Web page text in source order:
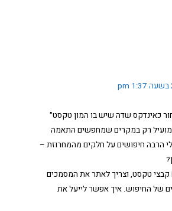
כאינדקס שדה שיש בו המון טקסט"
מועיל רק במקרים שמחפשים התאמה
הרבה חיפושים על חלקים מהמחרוזת –
אני מכניס לתוך DB קבצי טקסט, וצריך לאתר את המסמכים
של החיפוש. איך אפשר לייעל את